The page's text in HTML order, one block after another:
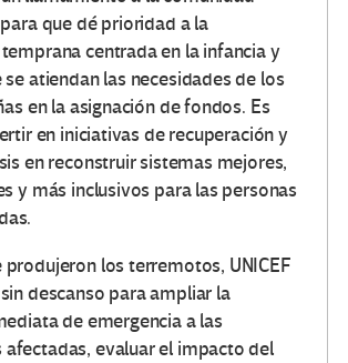
que dé prioridad a la
centrada en la infancia y
se atiendan las necesidades de los
en la asignación de fondos. Es
en iniciativas de recuperación y
en reconstruir sistemas mejores,
y más inclusivos para las personas
produjeron los terremotos, UNICEF
descanso para ampliar la
de emergencia a las
evaluar el impacto del